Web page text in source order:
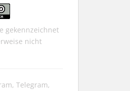
gekennzeichnet
nicht
Telegram,